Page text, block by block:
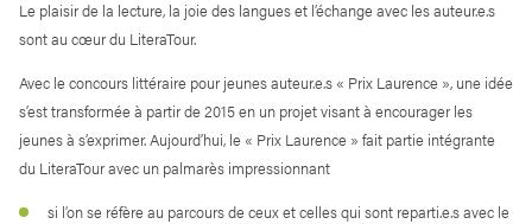
Le plaisir de la lecture, la joie des langues et l’échange avec les auteur.e.s
sont au cœur du LiteraTour.
Avec le concours littéraire pour jeunes auteur.e.s « Prix Laurence », une idée
s’est transformée à partir de 2015 en un projet visant à encourager les
jeunes à s’exprimer. Aujourd’hui, le « Prix Laurence » fait partie intégrante
du LiteraTour avec un palmarès impressionnant
si l’on se réfère au parcours de ceux et celles qui sont reparti.e.s avec le